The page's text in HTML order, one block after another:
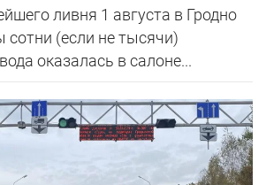
ливня 1 августа в Гродно
(если не тысячи)
оказалась в салоне...